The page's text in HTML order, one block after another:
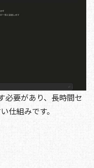
必要があり、長時間セ
仕組みです。